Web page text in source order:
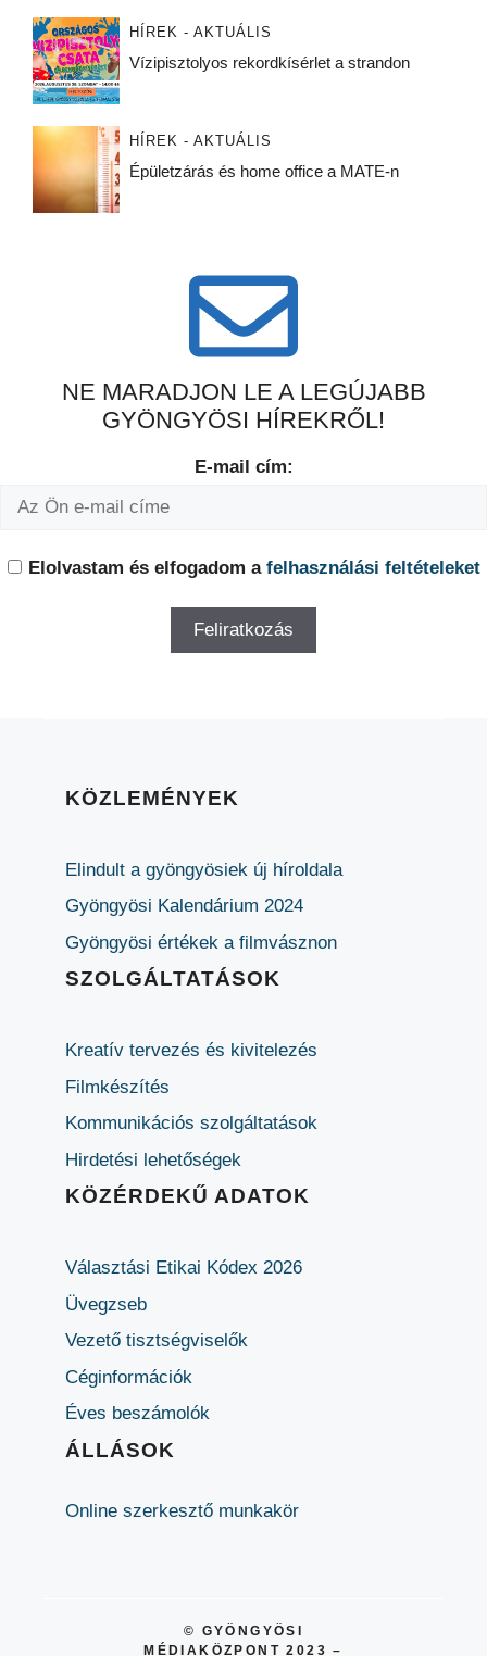
HÍREK - AKTUÁLIS
Vízipisztolyos rekordkísérlet a strandon
HÍREK - AKTUÁLIS
Épületzárás és home office a MATE-n
NE MARADJON LE A LEGÚJABB
GYÖNGYÖSI HÍREKRŐL!
E-mail cím:
Elolvastam és elfogadom a felhasználási feltételeket
KÖZLEMÉNYEK
Elindult a gyöngyösiek új híroldala
Gyöngyösi Kalendárium 2024
Gyöngyösi értékek a filmvásznon
SZOLGÁLTATÁSOK
Kreatív tervezés és kivitelezés
Filmkészítés
Kommunikációs szolgáltatások
Hirdetési lehetőségek
KÖZÉRDEKŰ ADATOK
Választási Etikai Kódex 2026
Üvegzseb
Vezető tisztségviselők
Céginformációk
Éves beszámolók
ÁLLÁSOK
Online szerkesztő munkakör
© GYÖNGYÖSI
MÉDIAKÖZPONT 2023 –